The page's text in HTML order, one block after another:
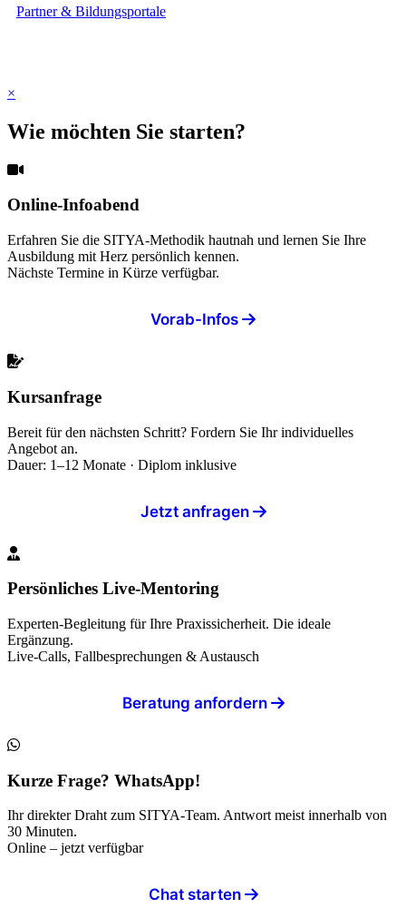
Partner & Bildungsportale
×
Wie möchten Sie starten?
Online-Infoabend
Erfahren Sie die SITYA-Methodik hautnah und lernen Sie Ihre
Ausbildung mit Herz persönlich kennen.
Nächste Termine in Kürze verfügbar.
Vorab-Infos
Kursanfrage
Bereit für den nächsten Schritt? Fordern Sie Ihr individuelles
Angebot an.
Dauer: 1–12 Monate · Diplom inklusive
Jetzt anfragen
Persönliches Live-Mentoring
Experten-Begleitung für Ihre Praxissicherheit. Die ideale
Ergänzung.
Live-Calls, Fallbesprechungen & Austausch
Beratung anfordern
Kurze Frage? WhatsApp!
Ihr direkter Draht zum SITYA-Team. Antwort meist innerhalb von
30 Minuten.
Online – jetzt verfügbar
Chat starten